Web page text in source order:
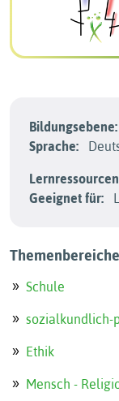
Bildungsebene:
Sprache:
Geeignet für:
Schule
sozialkundlich-
Ethik
Mensch -